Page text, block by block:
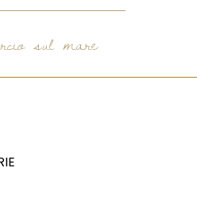
sul mare